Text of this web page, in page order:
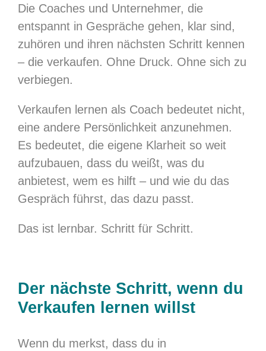
Die Coaches und Unternehmer, die
entspannt in Gespräche gehen, klar sind,
zuhören und ihren nächsten Schritt kennen
– die verkaufen. Ohne Druck. Ohne sich zu
verbiegen.
Verkaufen lernen als Coach bedeutet nicht,
eine andere Persönlichkeit anzunehmen.
Es bedeutet, die eigene Klarheit so weit
aufzubauen, dass du weißt, was du
anbietest, wem es hilft – und wie du das
Gespräch führst, das dazu passt.
Das ist lernbar. Schritt für Schritt.
Der nächste Schritt, wenn du
Verkaufen lernen willst
Wenn du merkst, dass du in